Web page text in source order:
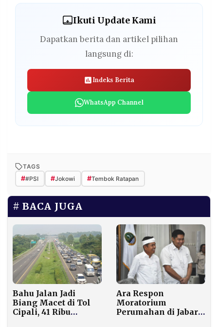
Ikuti Update Kami
Dapatkan berita dan artikel pilihan
langsung di:
Indeks Berita
WhatsApp Channel
TAGS
##PSI #Jokowi #Tembok Ratapan
BACA JUGA
Bahu Jalan Jadi
Biang Macet di Tol
Cipali, 41 Ribu
Ara Respon
Moratorium
Perumahan di Jabar,